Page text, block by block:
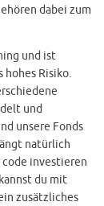
dabei zum
und ist
Risiko.
und
unsere Fonds
natürlich
investieren
du mit
zusätzliches